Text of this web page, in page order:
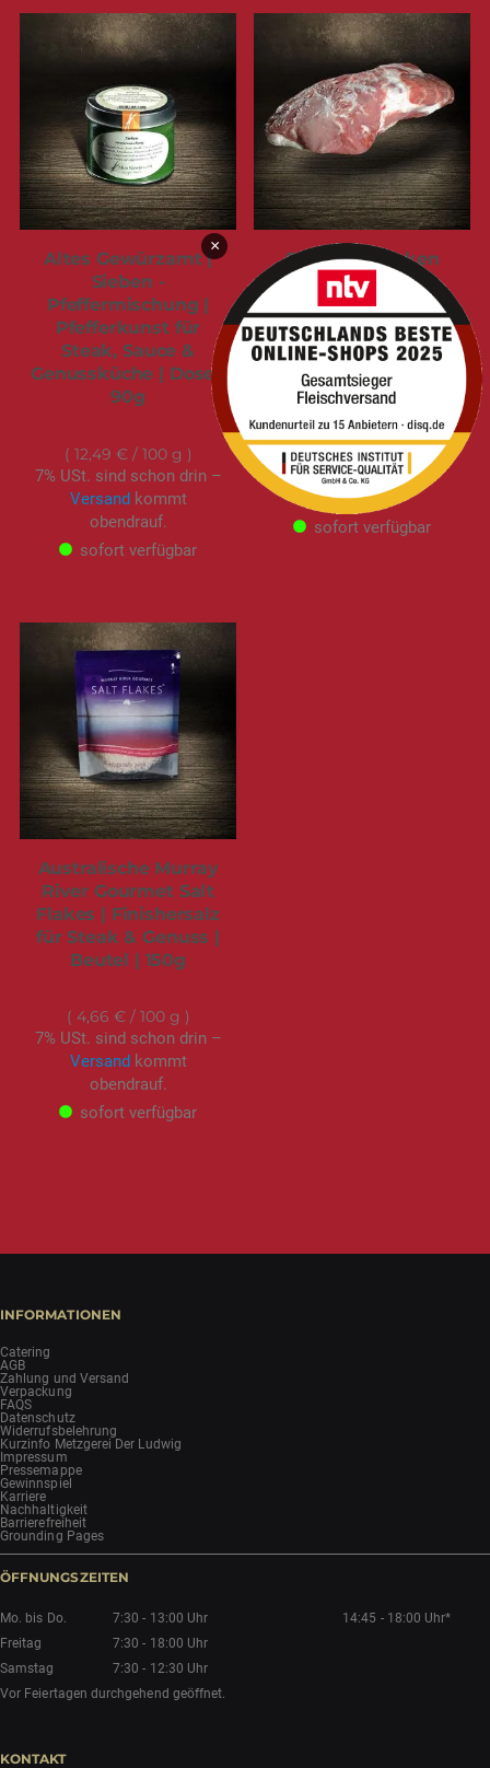
Altes Gewürzamt |
Sieben -
Pfeffermischung |
Pfefferkunst für
Steak, Sauce &
Genussküche | Dose |
90g
12,49 €/ 100 g
7% USt. sind schon drin –
Versandkommt
obendrauf.
sofort verfügbar
Schweinenacken
ohne Knochen |
Deutsches
Landschwein |
Frischluftstall |
2.300g
46,95 €
2,04 €/ 100 g
7% USt. sind schon drin –
Versandkommt
obendrauf.
sofort verfügbar
Australische Murray
River Gourmet Salt
Flakes | Finishersalz
für Steak & Genuss |
Beutel | 150g
4,66 €/ 100 g
7% USt. sind schon drin –
Versand kommt
obendrauf.
sofort verfügbar
INFORMATIONEN
Catering
AGB
Zahlung und Versand
Verpackung
FAQS
Datenschutz
Widerrufsbelehrung
Kurzinfo Metzgerei Der Ludwig
Impressum
Pressemappe
Gewinnspiel
Karriere
Nachhaltigkeit
Barrierefreiheit
Grounding Pages
ÖFFNUNGSZEITEN
Mo. bis Do. 7:30 - 13:00 Uhr
14:45 - 18:00 Uhr*
Freitag
7:30 - 18:00 Uhr
Samstag
7:30 - 12:30 Uhr
Vor Feiertagen durchgehend geöffnet.
KONTAKT
×